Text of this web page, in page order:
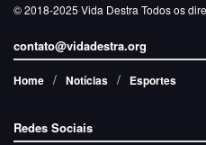
© 2018-2025 Vida Destra Todos os
contato@vidadestra.org
Home Notícias Esportes
Redes Sociais